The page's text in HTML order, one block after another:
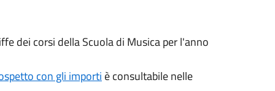
dei corsi della Scuola di Musica per l'anno
con gli importi è consultabile nelle